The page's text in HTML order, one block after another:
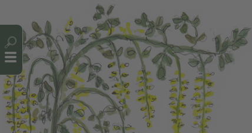
Cookie-Einstellungen